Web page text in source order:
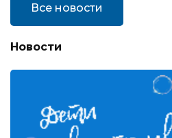
Все новости
Новости